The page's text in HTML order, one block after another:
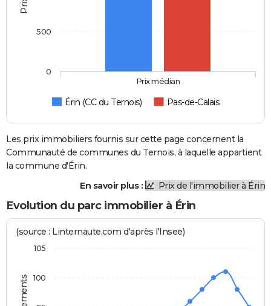
Érin (CC du Ternois) Pas-de-Calais
Prix médian
0
500
Les prix immobiliers fournis sur cette page concernent la
Communauté de communes du Ternois, à laquelle appartient
la commune d'Érin.
En savoir plus :
Prix de l'immobilier à Érin
Evolution du parc immobilier à Érin
(source : Linternaute.com d'après l'Insee)
100
105